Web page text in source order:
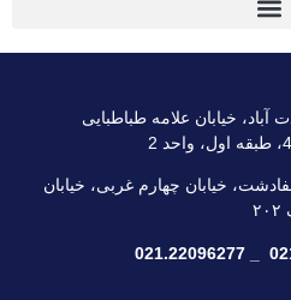
خیابان علامه طباطبایی
خیابان چهارم غربی، خیابان